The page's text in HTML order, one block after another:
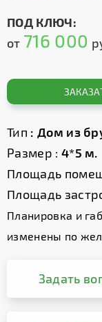
ПОД КЛЮЧ:
от 716 000
Тип : Дом из
Размер : 4*5 м.
Площадь
Площадь
Планировка и
изменены по
Задать